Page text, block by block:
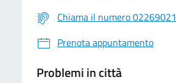
Chiama il numero 02269021
Prenota appuntamento
Problemi in città